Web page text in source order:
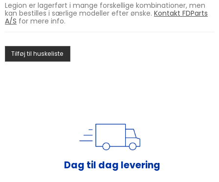
Legion er lagerført i mange forskellige kombinationer, men
kan bestilles i særlige modeller efter ønske. Kontakt FDParts
A/S for mere info.
Tilføj til huskeliste
Dag til dag levering
Rådgivning af fagfolk